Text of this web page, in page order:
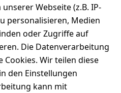
Webseite (z.B. IP-
personalisieren, Medien
oder Zugriffe auf
Die Datenverarbeitung
Wir teilen diese
den Einstellungen
kann mit